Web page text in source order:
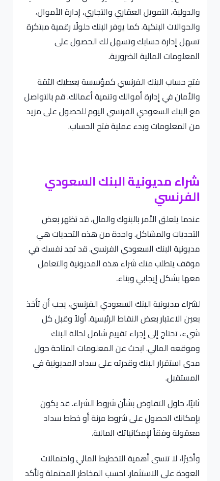
والدولية، التمويل العقاري والتجاري، إدارة الأموال،
والحوالات البنكية. كما يوفر البنك حلولًا رقمية مبتكرة
تسهل إدارة حسابك وتسهل لك الحصول على
المعلومات المالية الضرورية.
فتح حساب البنك الفرنسي كمؤسسة يعطيك الثقة
والأمان في إدارة أموالك وتنمية أعمالك. قم بالتواصل
مع البنك السعودي الفرنسي اليوم للحصول على مزيد
من المعلومات وبدء عملية فتح الحساب.
شراء مديونية البنك السعودي
الفرنسي
عندما يتعلق الأمر بالبنوك والمال، قد تظهر بعض
التحديات والمشاكل. واحدة من هذه التحديات هي
مديونية البنك السعودي الفرنسي. قد تجد نفسك في
موقف يتطلب منك شراء هذه المديونية والتعامل
معها بشكل إيجابي وبناء.
لشراء مديونية البنك السعودي الفرنسي، يجب أن تأخذ
بعين الاعتبار بعض النقاط الرئيسية. أولاً وقبل كل
شيء، تحتاج إلى إجراء تقييم شامل لحالة البنك
وموقعه المالي. ابحث عن المعلومات المتاحة حول
مدى استقرار البنك وقدرته على سداد المديونية في
المستقبل.
ثانيًا، حاول التفاوض بشأن شروط الشراء. قد يكون
بإمكانك الحصول على شروط مرنة أو خطط سداد
معقولة وفقاً لإمكانياتك المالية.
وأخيرًا، لا تنسى أهمية التخطيط المالي واحتمالات
العودة على الاستثمار. احسب المخاطر المحتملة وتأكد